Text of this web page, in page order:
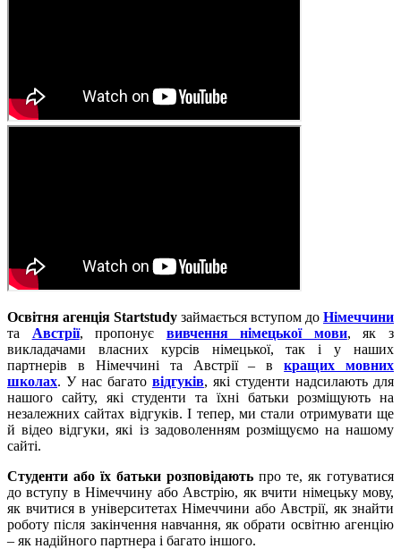
Освітня агенція Startstudy займається вступом до Німеччини
та Австрії, пропонує вивчення німецької мови, як з
викладачами власних курсів німецької, так і у наших
партнерів в Німеччині та Австрії – вкращих мовних
школах. У нас багато відгуків, які студенти надсилають для
нашого сайту, які студенти та їхні батьки розміщують на
незалежних сайтах відгуків. І тепер, ми стали отримувати ще
й відео відгуки, які із задоволенням розміщуємо на нашому
сайті.
Студенти або їх батьки розповідають про те, як готуватися
до вступу в Німеччину або Австрію, як вчити німецьку мову,
як вчитися в університетах Німеччини або Австрії, як знайти
роботу після закінчення навчання, як обрати освітню агенцію
– як надійного партнера і багато іншого.